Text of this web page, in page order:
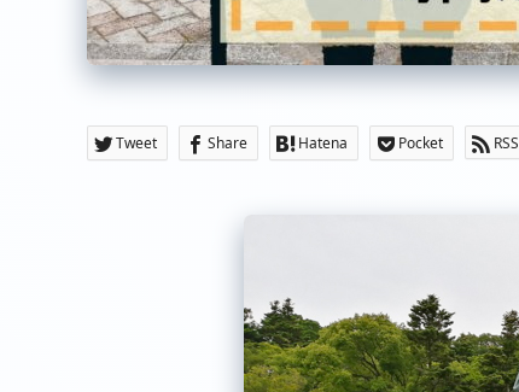
Tweet Share Hatena Pocket RSS